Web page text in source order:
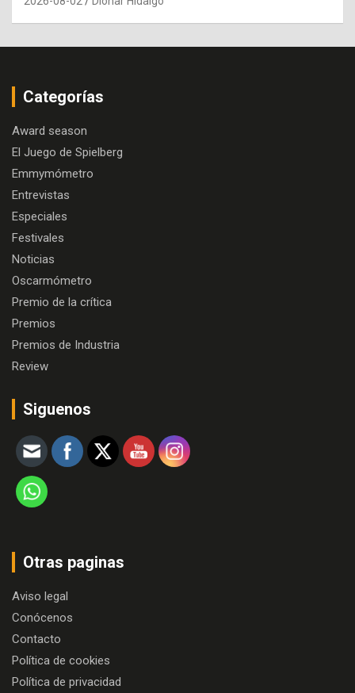
Categorías
Award season
El Juego de Spielberg
Emmymómetro
Entrevistas
Especiales
Festivales
Noticias
Oscarmómetro
Premio de la crítica
Premios
Premios de Industria
Review
Siguenos
Otras paginas
Aviso legal
Conócenos
Contacto
Política de cookies
Política de privacidad